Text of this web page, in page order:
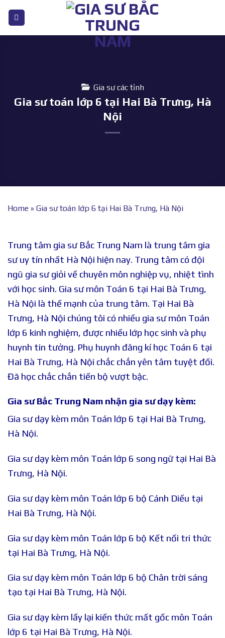
nội
Gia sư các tỉnh
Gia sư toán lớp 6 tại Hai Bà Trưng, Hà
Nội
Home » Gia sư toán lớp 6 tại Hai Bà Trưng, Hà Nội
Trung tâm gia sư Bắc Trung Nam là trung tâm gia
sư uy tín nhất Hà Nội hiện nay. Trung tâm có đội
ngũ gia sư giỏi về chuyên môn nghiệp vụ, nhiệt tình
với học sinh. Gia sư môn Toán 6 tại Hai Bà Trưng,
Hà Nội là thế mạnh của trung tâm. Tại Hai Bà
Trưng, Hà Nội chúng tôi có nhiều gia sư môn Toán
lớp 6 kinh nghiệm, được nhiều lớp học sinh và phụ
huynh tin tưởng. Phụ huynh đăng kí học Toán 6 tại
Hai Bà Trưng, Hà Nội chắc chắn yên tâm tuyệt đối.
Đã học chắc chắn tiến bộ vượt bậc.
Gia sư Bắc Trung Nam nhận gia sư dạy kèm:
Gia sư dạy kèm môn Toán lớp 6 tại Hai Bà Trưng,
Hà Nội.
Gia sư dạy kèm môn Toán lớp 6 song ngữ tại Hai Bà
Trưng, Hà Nội.
Gia sư dạy kèm môn Toán lớp 6 bộ Cánh Diều tại
Hai Bà Trưng, Hà Nội.
Gia sư dạy kèm môn Toán lớp 6 bộ Kết nối tri thức
tại Hai Bà Trưng, Hà Nội.
Gia sư dạy kèm môn Toán lớp 6 bộ Chân trời sáng
tạo tại Hai Bà Trưng, Hà Nội.
Gia sư dạy kèm lấy lại kiến thức mất gốc môn Toán
lớp 6 tại Hai Bà Trưng, Hà Nội.